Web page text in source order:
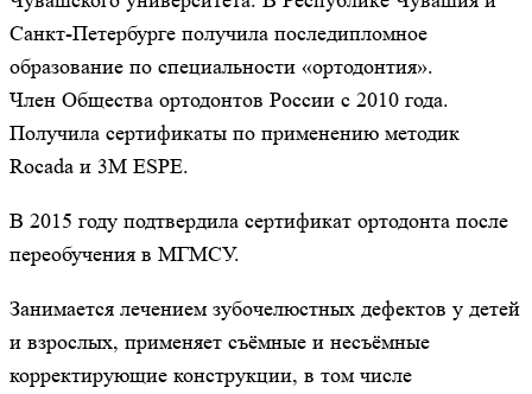
Санкт-Петербурге получила последипломное
образование по специальности «ортодонтия».
Член Общества ортодонтов России с 2010 года.
Получила сертификаты по применению методик
Rocada и 3M ESPE.
В 2015 году подтвердила сертификат ортодонта после
переобучения в МГМСУ.
Занимается лечением зубочелюстных дефектов у детей
и взрослых, применяет съёмные и несъёмные
корректирующие конструкции, в том числе